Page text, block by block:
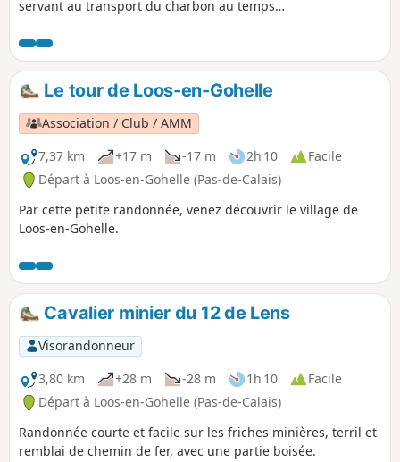
servant au transport du charbon au temps
Le tour de Loos-en-Gohelle
Association / Club / AMM
7,37 km
+17 m -17 m 2h 10
Facile
Départ à Loos-en-Gohelle (Pas-de-Calais)
Par cette petite randonnée, venez découvrir le village de
Loos-en-Gohelle.
Cavalier minier du 12 de Lens
Visorandonneur
3,80 km
+28 m -28 m 1h 10
Facile
Départ à Loos-en-Gohelle (Pas-de-Calais)
Randonnée courte et facile sur les friches minières, terril et
remblai de chemin de fer, avec une partie boisée.